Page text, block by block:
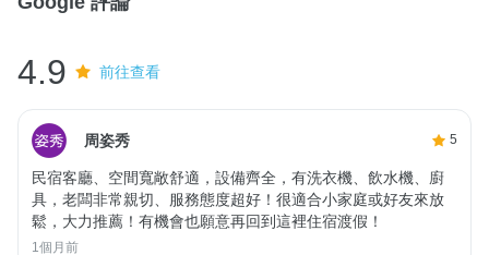
4.9 前往查看
周姿秀 5
民宿客廳、空間寬敞舒適，設備齊全，有洗衣機、飲水機、廚
具，老闆非常親切、服務態度超好！很適合小家庭或好友來放
鬆，大力推薦！有機會也願意再回到這裡住宿渡假！
1個月前